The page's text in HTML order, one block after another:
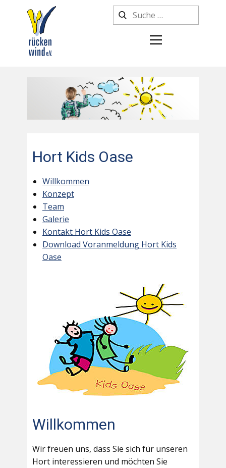
Hort Kids Oase
Willkommen
Konzept
Team
Galerie
Kontakt Hort Kids Oase
Download Voranmeldung Hort Kids
Oase
Willkommen
Wir freuen uns, dass Sie sich für unseren
Hort interessieren und möchten Sie